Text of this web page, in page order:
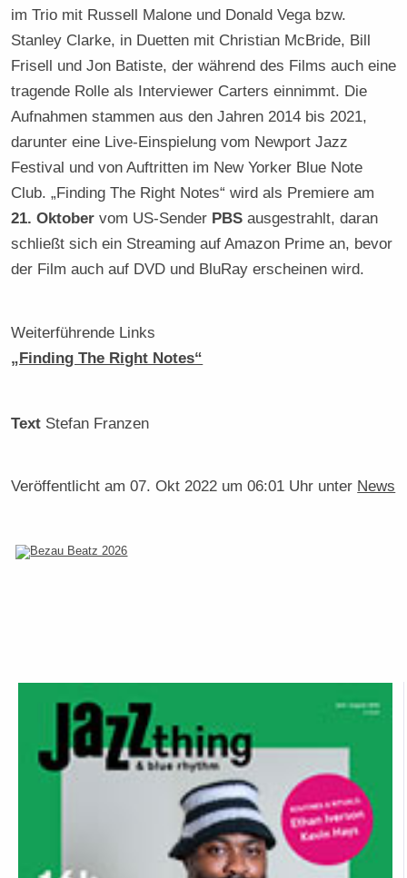
im Trio mit Russell Malone und Donald Vega bzw.
Stanley Clarke, in Duetten mit Christian McBride, Bill
Frisell und Jon Batiste, der während des Films auch eine
tragende Rolle als Interviewer Carters einnimmt. Die
Aufnahmen stammen aus den Jahren 2014 bis 2021,
darunter eine Live-Einspielung vom Newport Jazz
Festival und von Auftritten im New Yorker Blue Note
Club. „Finding The Right Notes“ wird als Premiere am
21. Oktober vom US-Sender PBS ausgestrahlt, daran
schließt sich ein Streaming auf Amazon Prime an, bevor
der Film auch auf DVD und BluRay erscheinen wird.
Weiterführende Links
„Finding The Right Notes“
Text Stefan Franzen
Veröffentlicht am07. Okt 2022 um 06:01 Uhr unter News